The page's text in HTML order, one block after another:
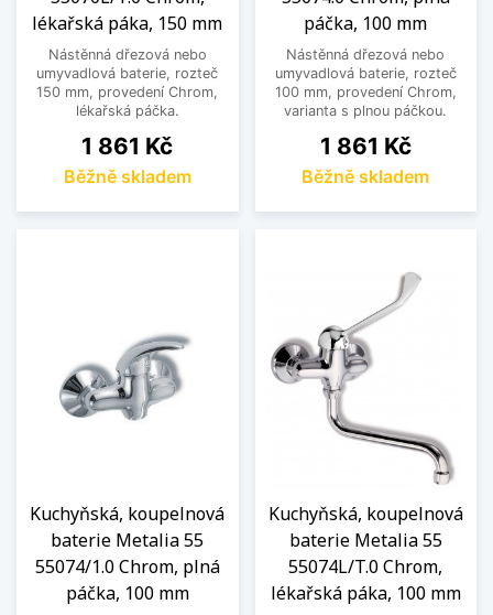
lékařská páka, 150 mm
Nástěnná dřezová nebo
umyvadlová baterie, rozteč
150 mm, provedení Chrom,
lékařská páčka.
Cena
1 861 Kč
Běžně skladem
páčka, 100 mm
Nástěnná dřezová nebo
umyvadlová baterie, rozteč
100 mm, provedení Chrom,
varianta s plnou páčkou.
Cena
1 861 Kč
Běžně skladem
Kuchyňská, koupelnová
baterie Metalia 55
55074/1.0 Chrom, plná
páčka, 100 mm
Kuchyňská, koupelnová
baterie Metalia 55
55074L/T.0 Chrom,
lékařská páka, 100 mm